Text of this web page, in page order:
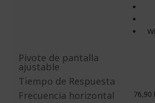
Pivote de pantalla
ajustable
Tiempo de Respuesta
Frecuencia horizontal 76,90